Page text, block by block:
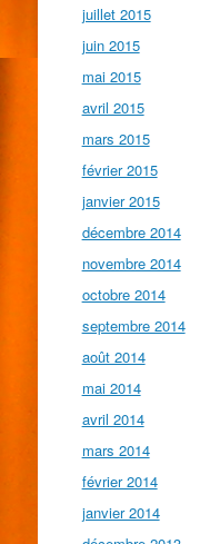
juillet 2015
juin 2015
mai 2015
avril 2015
mars 2015
février 2015
janvier 2015
décembre 2014
novembre 2014
octobre 2014
septembre 2014
août 2014
mai 2014
avril 2014
mars 2014
février 2014
janvier 2014